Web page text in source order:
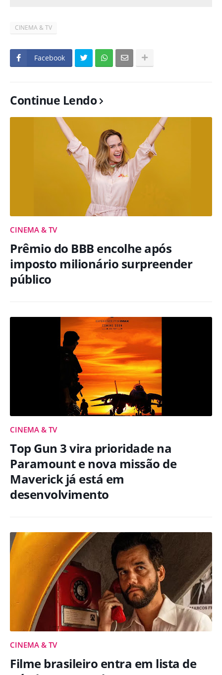
CINEMA & TV
Facebook
Continue Lendo
CINEMA & TV
Prêmio do BBB encolhe após
imposto milionário surpreender
público
CINEMA & TV
Top Gun 3 vira prioridade na
Paramount e nova missão de
Maverick já está em
desenvolvimento
CINEMA & TV
Filme brasileiro entra em lista de